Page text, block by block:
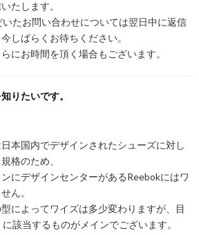
たします。
たお問い合わせについては翌日中に返信
しばらくお待ちください。
にお時間を頂く場合もございます。
りたいです。
本国内でデザインされたシューズに対し
格のため、
にデザインセンターがあるReebokにはワ
ん。
によってワイズは多少変わりますが、目
該当するものがメインでございます。